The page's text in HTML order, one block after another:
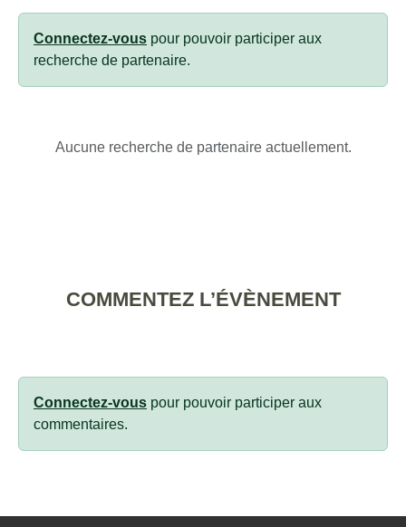
Connectez-vous pour pouvoir participer aux
recherche de partenaire.
Aucune recherche de partenaire actuellement.
COMMENTEZ L’ÉVÈNEMENT
Connectez-vous pour pouvoir participer aux
commentaires.